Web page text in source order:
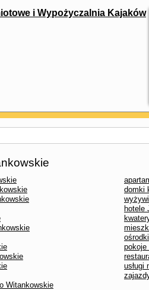
i Wypożyczalnia Kajaków
domki
hotele
pokoje
usługi
Witankowskie